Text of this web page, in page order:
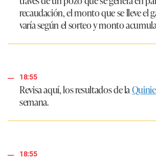
recaudación, el monto que se lleve el
varía según el sorteo y monto
18:55
Revisa aquí, los resultados de la
semana.
18:55